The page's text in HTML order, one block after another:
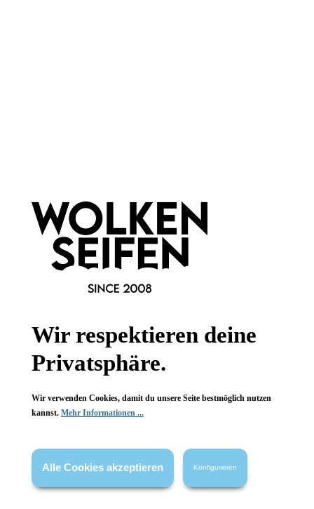
Gesetzliche Informationen
Wissenswertes
Vertrag widerrufen
* Alle Preise inkl. gesetzl. Mehrwertsteuer zzgl.Versandkosten
wenn nicht anders angegeben.
Wir respektieren deine
Privatsphäre.
Wir verwenden Cookies, damit du unsere Seite bestmöglich nutzen
kannst. Mehr Informationen ...
Alle Cookies akzeptieren Konfigurieren